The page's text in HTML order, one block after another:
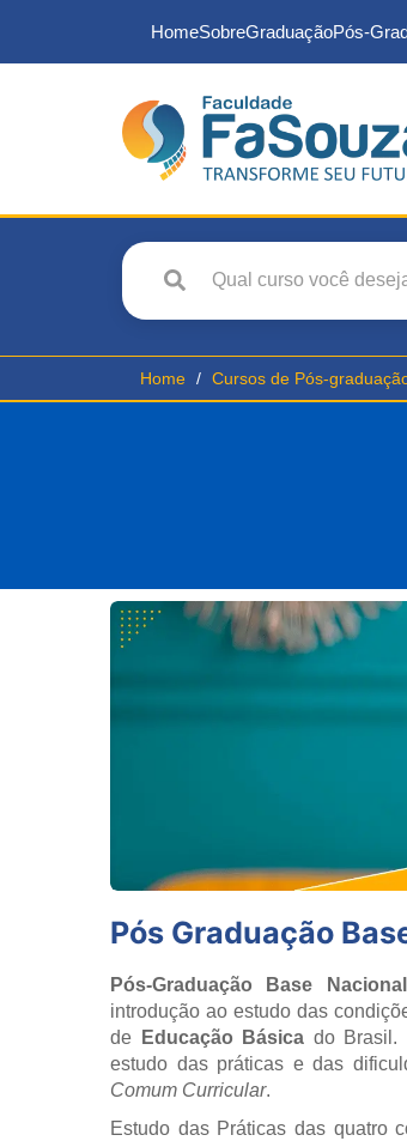
HomeSobreGraduaçãoPós-
Home Cursos de Pós-
Pós Graduação
Pós-Graduação Base
introdução ao estudo das
de
Educação Básica do Brasil.
estudo das práticas e das
Comum Curricular.
Estudo das Práticas das quatro